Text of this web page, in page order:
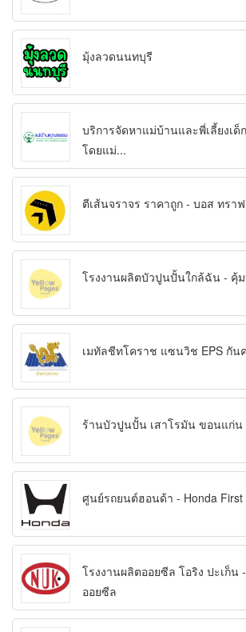
มุ้งลวดนนทบุรี
บริการจัดหาแม่บ้านและพี่เลี้ยงเด็
โดยแม่...
ตีเส้นจราจร ราคาถูก - บอส ทรา
โรงงานผลิตบัวปูนปั้นใกล้ฉัน - คุ้
เมทัลชีทโคราช แซนวิช EPS กัน
ร้านบัวปูนปั้น เสาโรมัน ขอนแก่น
ศูนย์รถยนต์ฮอนด้า - Honda First
โรงงานผลิตออยซีล โอริง ปะเก็น
ออยซีล